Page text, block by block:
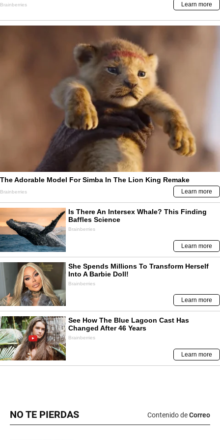
NO TE PIERDAS Contenido deCorreo